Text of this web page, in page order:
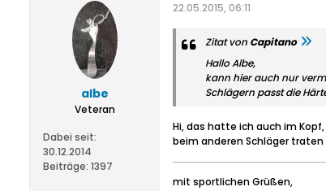
albe
Veteran
Dabei seit:
30.12.2014
Beiträge: 1397
22.05.2015, 06:11
Zitat von Capitano
Hallo Albe,
kann hier auch nur
Schlägern passt die
Hi, das hatte ich auch im
beim anderen Schläger
mit sportlichen Grüßen,